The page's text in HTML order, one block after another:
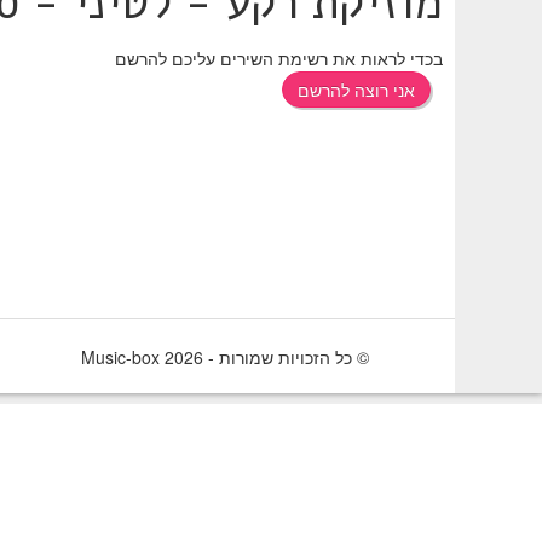
בכדי לראות את רשימת השירים עליכם להרשם
אני רוצה להרשם
© כל הזכויות שמורות - 2026 Music-box